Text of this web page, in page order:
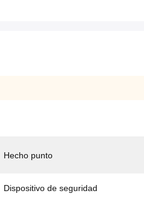
Hecho punto
Dispositivo de seguridad